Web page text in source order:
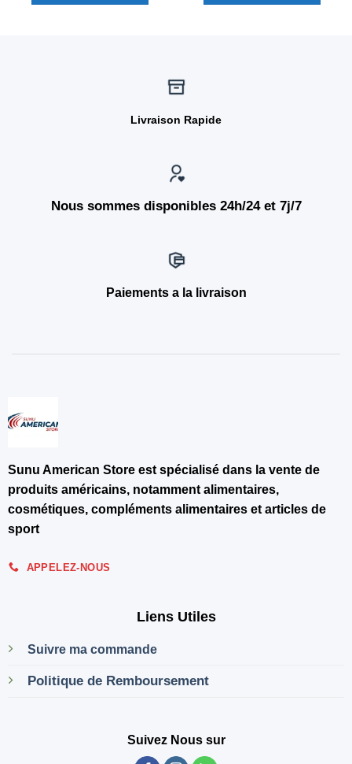
Livraison Rapide
Nous sommes disponibles 24h/24 et 7j/7
Paiements a la livraison
Sunu American Store est spécialisé dans la vente de
produits américains, notamment alimentaires,
cosmétiques, compléments alimentaires et articles de
sport
APPELEZ-NOUS
Liens Utiles
Suivre ma commande
Politique de Remboursement
Suivez Nous sur